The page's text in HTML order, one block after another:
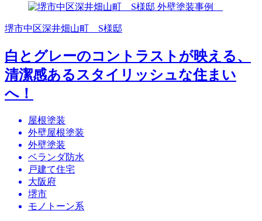
堺市中区深井畑山町 S様邸
白とグレーのコントラストが映える、
清潔感あるスタイリッシュな住まい
へ！
屋根塗装
外壁屋根塗装
外壁塗装
ベランダ防水
戸建て住宅
大阪府
堺市
モノトーン系